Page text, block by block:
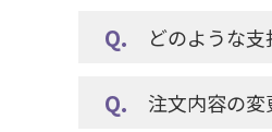
どのような
注文内容の